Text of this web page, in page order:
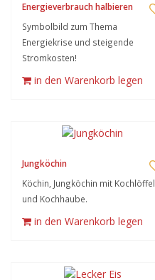
Energieverbrauch halbieren
Symbolbild zum Thema
Energiekrise und steigende
Stromkosten!
in den Warenkorb legen
Jungköchin
Köchin, Jungköchin mit Kochlöffel
und Kochhaube.
in den Warenkorb legen